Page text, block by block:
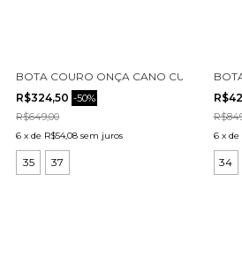
BOTA COURO ONÇA CANO CURTO
R$324,50 -50%
R$649,00
6 x de R$54,08 sem juros
35 37
6 x de
34